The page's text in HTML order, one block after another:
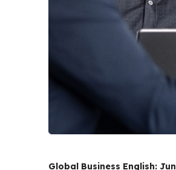
Global Business English: